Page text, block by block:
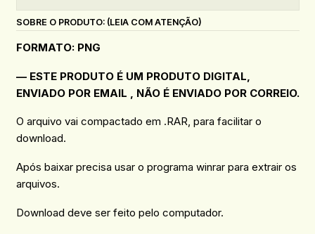
SOBRE O PRODUTO: (LEIA COM ATENÇÃO)
FORMATO: PNG
— ESTE PRODUTO É UM PRODUTO DIGITAL,
ENVIADO POR EMAIL , NÃO É ENVIADO POR CORREIO.
O arquivo vai compactado em .RAR, para facilitar o
download.
Após baixar precisa usar o programa winrar para extrair os
arquivos.
Download deve ser feito pelo computador.